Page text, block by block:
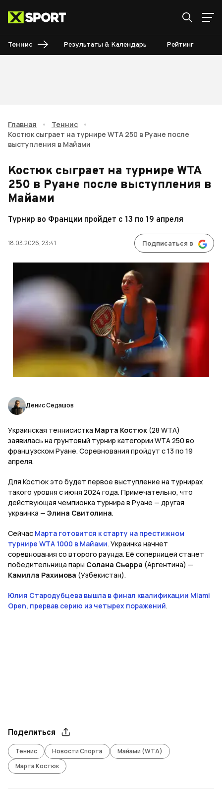
Теннис Результаты & Календарь Рейтинг
Главная • Теннис
•
Костюк сыграет на турнире WTA 250 в Руане после
выступления в Майами
Костюк сыграет на турнире WTA
250 в Руане после выступления в
Майами
Турнир во Франции пройдет с 13 по 19 апреля
18.03.2026, 23:41 Подписаться в
Денис Седашов
Украинская теннисистка Марта Костюк (28 WTA)
заявилась на грунтовый турнир категории WTA 250 во
французском Руане. Соревнования пройдут с 13 по 19
апреля.
Для Костюк это будет первое выступление на турнирах
такого уровня с июня 2024 года. Примечательно, что
действующая чемпионка турнира в Руане — другая
украинка — Элина Свитолина.
Сейчас Марта готовится к старту на престижном
турнире WTA 1000 в Майами. Украинка начнет
соревнования со второго раунда. Её соперницей станет
победительница пары Солана Сьерра (Аргентина) —
Камилла Рахимова (Узбекистан).
Юлия Стародубцева вышла в финал квалификации Miami
Open, прервав серию из четырех поражений.
Поделиться
Теннис Новости Спорта
Майами (WTA)
Марта Костюк